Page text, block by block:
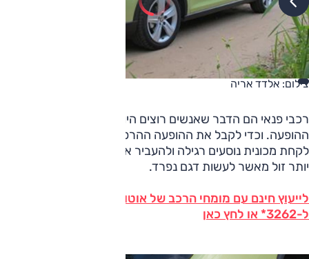
צילום: אלדד אריה
רכבי פנאי הם הדבר שאנשים רוצים היום – הרבה מאוד בגלל
ההופעה. וכדי לקבל את ההופעה ההרפתקנית הנדרשת, אפשר
לקחת מכונית נוסעים רגילה ולהעביר אותה סדנת איפור; הרבה
יותר זול מאשר לעשות דגם נפרד.
לייעוץ חינם עם מומחי הרכב של אוטו על כל הדגמים חייג
ל-3262* או לחץ כאן